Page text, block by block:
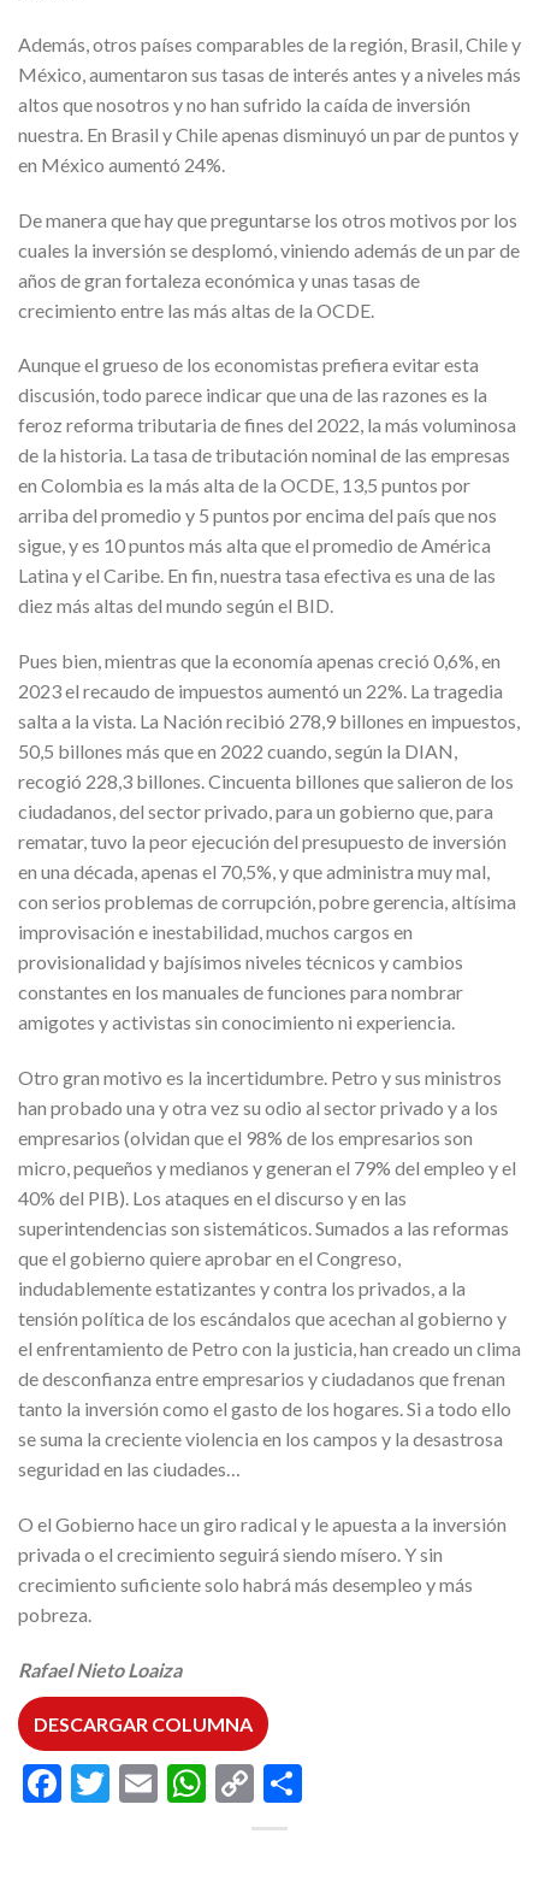
Además, otros países comparables de la región, Brasil, Chile y
México, aumentaron sus tasas de interés antes y a niveles más
altos que nosotros y no han sufrido la caída de inversión
nuestra. En Brasil y Chile apenas disminuyó un par de puntos y
en México aumentó 24%.
De manera que hay que preguntarse los otros motivos por los
cuales la inversión se desplomó, viniendo además de un par de
años de gran fortaleza económica y unas tasas de
crecimiento entre las más altas de la OCDE.
Aunque el grueso de los economistas prefiera evitar esta
discusión, todo parece indicar que una de las razones es la
feroz reforma tributaria de fines del 2022, la más voluminosa
de la historia. La tasa de tributación nominal de las empresas
en Colombia es la más alta de la OCDE, 13,5 puntos por
arriba del promedio y 5 puntos por encima del país que nos
sigue, y es 10 puntos más alta que el promedio de América
Latina y el Caribe. En fin, nuestra tasa efectiva es una de las
diez más altas del mundo según el BID.
Pues bien, mientras que la economía apenas creció 0,6%, en
2023 el recaudo de impuestos aumentó un 22%. La tragedia
salta a la vista. La Nación recibió 278,9 billones en impuestos,
50,5 billones más que en 2022 cuando, según la DIAN,
recogió 228,3 billones. Cincuenta billones que salieron de los
ciudadanos, del sector privado, para un gobierno que, para
rematar, tuvo la peor ejecución del presupuesto de inversión
en una década, apenas el 70,5%, y que administra muy mal,
con serios problemas de corrupción, pobre gerencia, altísima
improvisación e inestabilidad, muchos cargos en
provisionalidad y bajísimos niveles técnicos y cambios
constantes en los manuales de funciones para nombrar
amigotes y activistas sin conocimiento ni experiencia.
Otro gran motivo es la incertidumbre. Petro y sus ministros
han probado una y otra vez su odio al sector privado y a los
empresarios (olvidan que el 98% de los empresarios son
micro, pequeños y medianos y generan el 79% del empleo y el
40% del PIB). Los ataques en el discurso y en las
superintendencias son sistemáticos. Sumados a las reformas
que el gobierno quiere aprobar en el Congreso,
indudablemente estatizantes y contra los privados, a la
tensión política de los escándalos que acechan al gobierno y
el enfrentamiento de Petro con la justicia, han creado un clima
de desconfianza entre empresarios y ciudadanos que frenan
tanto la inversión como el gasto de los hogares. Si a todo ello
se suma la creciente violencia en los campos y la desastrosa
seguridad en las ciudades…
O el Gobierno hace un giro radical y le apuesta a la inversión
privada o el crecimiento seguirá siendo mísero. Y sin
crecimiento suficiente solo habrá más desempleo y más
pobreza.
Rafael Nieto Loaiza
DESCARGAR COLUMNA
Facebook
Twitter
EmailWhatsApp
Copy
Link